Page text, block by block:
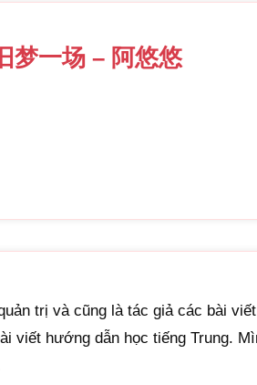
梦一场 – 阿悠悠
trị và cũng là tác giả các bài
viết hướng dẫn học tiếng Trung.